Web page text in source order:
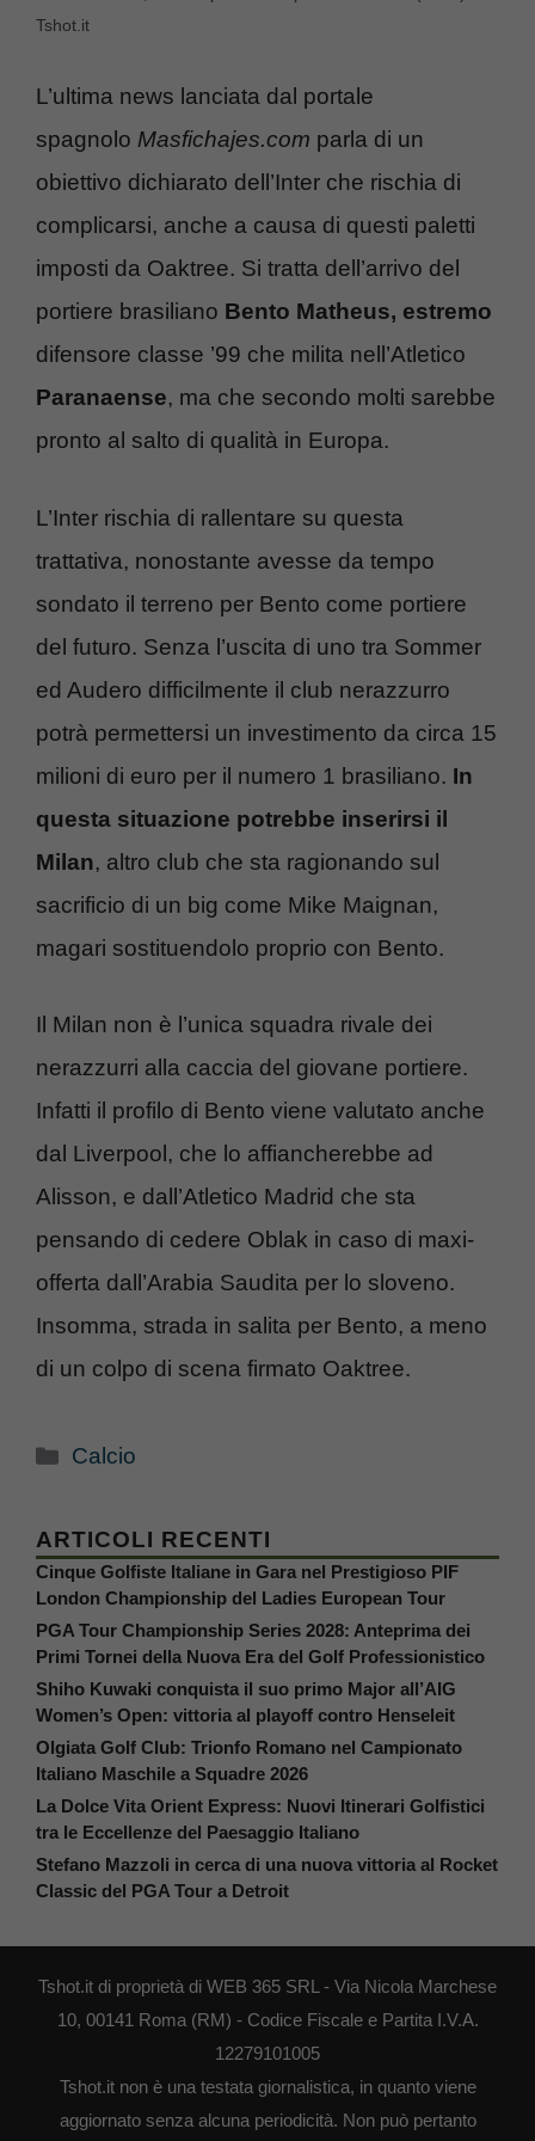
Tshot.it
L’ultima news lanciata dal portale
spagnolo Masfichajes.com parla di un
obiettivo dichiarato dell’Inter che rischia di
complicarsi, anche a causa di questi paletti
imposti da Oaktree. Si tratta dell’arrivo del
portiere brasiliano Bento Matheus, estremo
difensore classe ’99 che milita nell’Atletico
Paranaense, ma che secondo molti sarebbe
pronto al salto di qualità in Europa.
L’Inter rischia di rallentare su questa
trattativa, nonostante avesse da tempo
sondato il terreno per Bento come portiere
del futuro. Senza l’uscita di uno tra Sommer
ed Audero difficilmente il club nerazzurro
potrà permettersi un investimento da circa 15
milioni di euro per il numero 1 brasiliano. In
questa situazione potrebbe inserirsi il
Milan, altro club che sta ragionando sul
sacrificio di un big come Mike Maignan,
magari sostituendolo proprio con Bento.
Il Milan non è l’unica squadra rivale dei
nerazzurri alla caccia del giovane portiere.
Infatti il profilo di Bento viene valutato anche
dal Liverpool, che lo affiancherebbe ad
Alisson, e dall’Atletico Madrid che sta
pensando di cedere Oblak in caso di maxi-
offerta dall’Arabia Saudita per lo sloveno.
Insomma, strada in salita per Bento, a meno
di un colpo di scena firmato Oaktree.
Categorie
Calcio
ARTICOLI RECENTI
Cinque Golfiste Italiane in Gara nel Prestigioso PIF
London Championship del Ladies European Tour
PGA Tour Championship Series 2028: Anteprima dei
Primi Tornei della Nuova Era del Golf Professionistico
Shiho Kuwaki conquista il suo primo Major all’AIG
Women’s Open: vittoria al playoff contro Henseleit
Olgiata Golf Club: Trionfo Romano nel Campionato
Italiano Maschile a Squadre 2026
La Dolce Vita Orient Express: Nuovi Itinerari Golfistici
tra le Eccellenze del Paesaggio Italiano
Stefano Mazzoli in cerca di una nuova vittoria al Rocket
Classic del PGA Tour a Detroit
Tshot.it di proprietà di WEB 365 SRL - Via Nicola Marchese
10, 00141 Roma (RM) - Codice Fiscale e Partita I.V.A.
12279101005
Tshot.it non è una testata giornalistica, in quanto viene
aggiornato senza alcuna periodicità. Non può pertanto